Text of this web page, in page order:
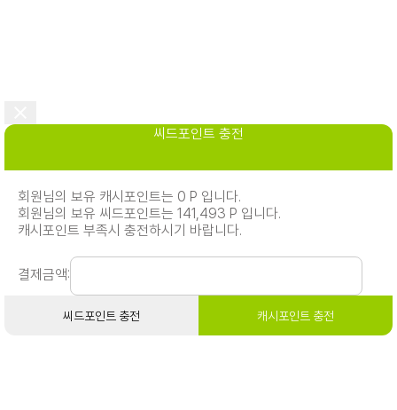
씨드포인트 충전
회원님의 보유 캐시포인트는 0 P 입니다.
회원님의 보유 씨드포인트는 141,493 P 입니다.
캐시포인트 부족시 충전하시기 바랍니다.
결제금액:
씨드포인트 충전 캐시포인트 충전